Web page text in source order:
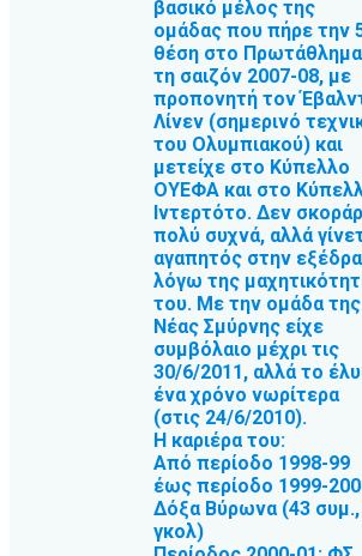
βασικό μέλος της
ομάδας που πήρε την
θέση στο Πρωτάθλημα
τη σαιζόν 2007-08, με
προπονητή τον
Λίνεν (σημερινό
του Ολυμπιακού) και
μετείχε στο Κύπελλο
ΟΥΕΦΑ και στο
Ιντερτότο. Δεν
πολύ συχνά, αλλά
αγαπητός στην
λόγω της
του. Με την ομάδα της
Νέας Σμύρνης είχε
συμβόλαιο μέχρι τις
30/6/2011, αλλά το
ένα χρόνο νωρίτερα
(στις 24/6/2010).
Η καριέρα του:
Από περίοδο 1998-99
έως περίοδο 1999-
Δόξα Βύρωνα (43 συμ.,
γκολ)